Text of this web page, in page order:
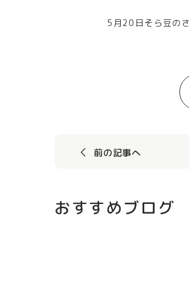
5月20日そら豆の
前の記事へ
おすすめブログ